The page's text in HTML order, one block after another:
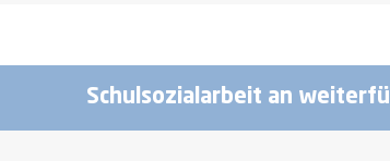
Schulsozialarbeit an